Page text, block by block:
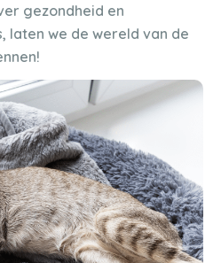
gezondheid en
laten we de wereld van de